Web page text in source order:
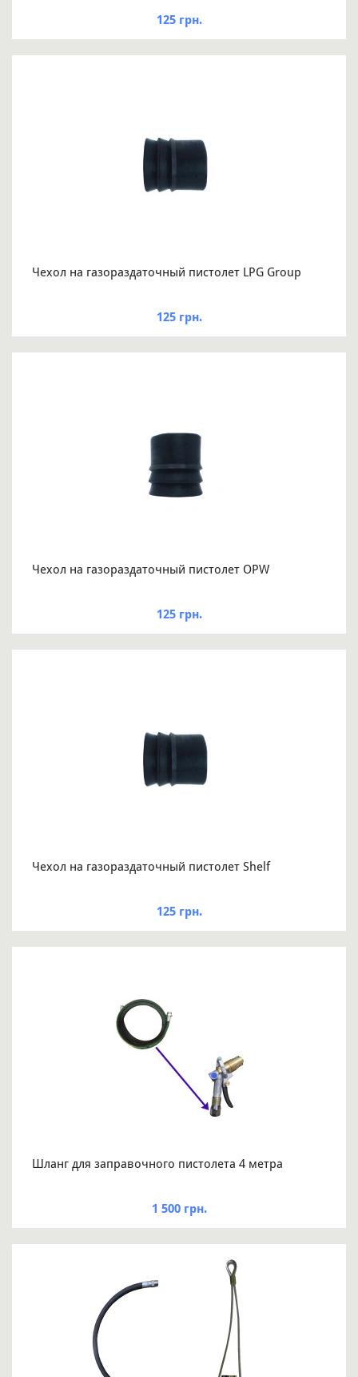
125 грн.
Чехол на газораздаточный пистолет LPG Group
125 грн.
Чехол на газораздаточный пистолет OPW
125 грн.
Чехол на газораздаточный пистолет Shelf
125 грн.
Шланг для заправочного пистолета 4 метра
1 500 грн.